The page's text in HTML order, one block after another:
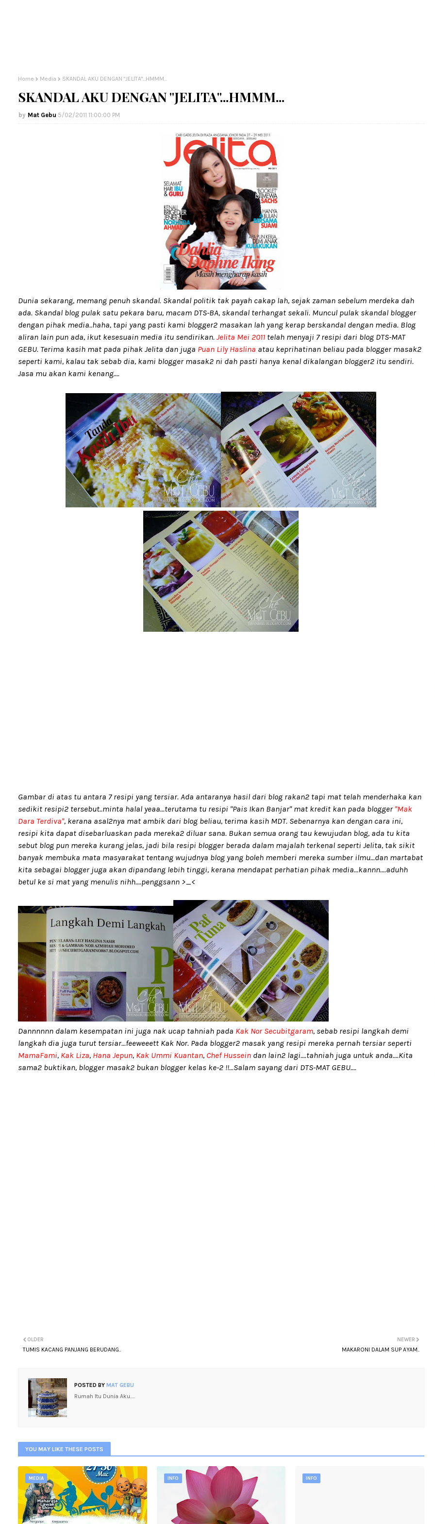
Home Media SKANDAL AKU DENGAN "JELITA"...HMMM...
SKANDAL AKU DENGAN "JELITA"...HMMM...
Mat Gebu 5/02/2011 11:00:00 PM
Dunia sekarang, memang penuh skandal. Skandal politik tak payah cakap lah, sejak zaman sebelum merdeka dah
ada. Skandal blog pulak satu pekara baru, macam DTS-BA, skandal terhangat sekali. Muncul pulak skandal blogger
dengan pihak media..haha, tapi yang pasti kami blogger2 masakan lah yang kerap berskandal dengan media. Blog
aliran lain pun ada, ikut kesesuain media itu sendirikan. Jelita Mei 2011 telah menyaji 7 resipi dari blog DTS-MAT
GEBU. Terima kasih mat pada pihak Jelita dan juga Puan Lily Haslina atau keprihatinan beliau pada blogger masak2
seperti kami, kalau tak sebab dia, kami blogger masak2 ni dah pasti hanya kenal dikalangan blogger2 itu sendiri.
Jasa mu akan kami kenang....
Gambar di atas tu antara 7 resipi yang tersiar. Ada antaranya hasil dari blog rakan2 tapi mat telah menderhaka kan
sedikit resipi2 tersebut..minta halal yeaa...terutama tu resipi "Pais Ikan Banjar" mat kredit kan pada blogger"Mak
Dara Terdiva", kerana asal2nya mat ambik dari blog beliau, terima kasih MDT. Sebenarnya kan dengan cara ini,
resipi kita dapat disebarluaskan pada mereka2 diluar sana. Bukan semua orang tau kewujudan blog, ada tu kita
sebut blog pun mereka kurang jelas, jadi bila resipi blogger berada dalam majalah terkenal seperti Jelita, tak sikit
banyak membuka mata masyarakat tentang wujudnya blog yang boleh memberi mereka sumber ilmu...dan martabat
kita sebagai blogger juga akan dipandang lebih tinggi, kerana mendapat perhatian pihak media...kannn....aduhh
betul ke si mat yang menulis nihh....penggsann >_<
Dannnnnn dalam kesempatan ini juga nak ucap tahniah pada Kak Nor Secubitgaram, sebab resipi langkah demi
langkah dia juga turut tersiar...feeweeett Kak Nor. Pada blogger2 masak yang resipi mereka pernah tersiar seperti
MamaFami, Kak Liza, Hana Jepun, Kak Ummi Kuantan, Chef Hussein dan lain2 lagi....tahniah juga untuk anda....Kita
sama2 buktikan, blogger masak2 bukan blogger kelas ke-2 !!...Salam sayang dari DTS-MAT GEBU....
NEWER
MAKARONI DALAM SUP AYAM..
OLDER
TUMIS KACANG PANJANG BERUDANG..
POSTED BY MAT GEBU
Rumah Itu Dunia Aku.....
YOU MAY LIKE THESE POSTS
MEDIA INFO INFO